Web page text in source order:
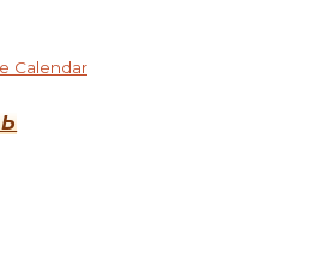
Calendar